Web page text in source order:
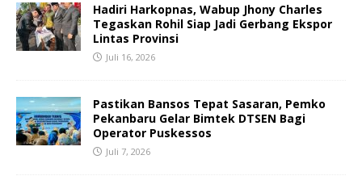
Hadiri Harkopnas, Wabup Jhony Charles
Tegaskan Rohil Siap Jadi Gerbang Ekspor
Lintas Provinsi
Juli 16, 2026
Pastikan Bansos Tepat Sasaran, Pemko
Pekanbaru Gelar Bimtek DTSEN Bagi
Operator Puskessos
Juli 7, 2026